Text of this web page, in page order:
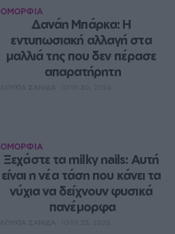
ΟΜΟΡΦΙΑ
Δανάη Μπάρκα: Η
εντυπωσιακή αλλαγή στα
μαλλιά της που δεν πέρασε
απαρατήρητη
ΟΜΟΡΦΙΑ
Ξεχάστε τα milky nails: Αυτή
είναι η νέα τάση που κάνει τα
νύχια να δείχνουν φυσικά
πανέμορφα